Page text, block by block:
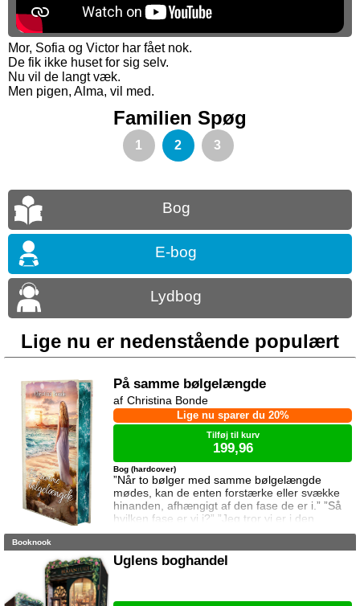
Mor, Sofia og Victor har fået nok.
De fik ikke huset for sig selv.
Nu vil de langt væk.
Men pigen, Alma, vil med.
Familien Spøg
1 2 3
Bog
E-bog
Lydbog
Lige nu er nedenstående populært
På samme bølgelængde
”Når to bølger med samme bølgelængde
mødes, kan de enten forstærke eller svække
hinanden, afhængigt af den fase de er i.” ”Så
hvilken fase er vi i?” ”Jeg tror vi er i den
samme fase.” To ting er vigtige for Elina da
sætte sin afdøde fars hus til salg. Salget skal
gå hurtigt, og hendes ophold skal være kort.
Bog (hardcover)
Lige nu sparer du 20%
Christina Bonde
Tilføj til kurv
199,96
Booknook
Uglens boghandel